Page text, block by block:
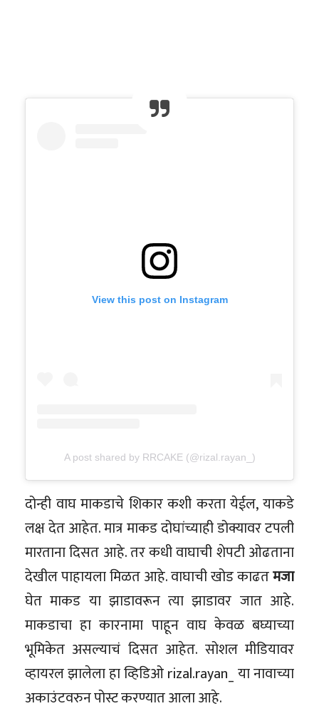
View this post on Instagram
A post shared by RRCAKE (@rizal.rayan_)
दोन्ही वाघ माकडाचे शिकार कशी करता येईल, याकडे
लक्ष देत आहेत. मात्र माकड दोघांच्याही डोक्यावर टपली
मारताना दिसत आहे. तर कधी वाघाची शेपटी ओढताना
देखील पाहायला मिळत आहे. वाघाची खोड काढतमजा
घेत माकड या झाडावरून त्या झाडावर जात आहे.
माकडाचा हा कारनामा पाहून वाघ केवळ बघ्याच्या
भूमिकेत असल्याचं दिसत आहेत. सोशल मीडियावर
व्हायरल झालेला हा व्हिडिओ rizal.rayan_ या नावाच्या
अकाउंटवरुन पोस्ट करण्यात आला आहे.